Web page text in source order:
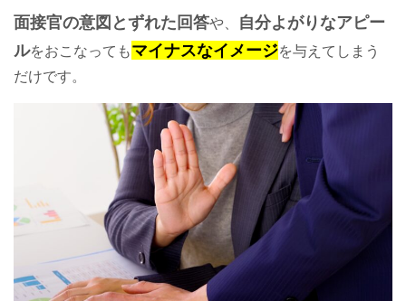
面接官の意図とずれた回答や、
自分よがりなアピー
ルをおこなってもマイナスなイメージを与えてしまう
だけです。